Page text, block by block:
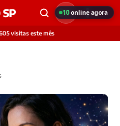
visitas este mês
10online agora